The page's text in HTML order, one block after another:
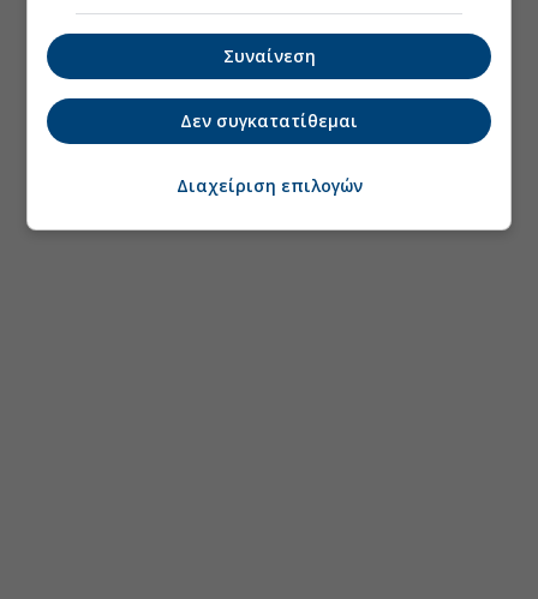
Συναίνεση
Δεν συγκατατίθεμαι
Διαχείριση επιλογών